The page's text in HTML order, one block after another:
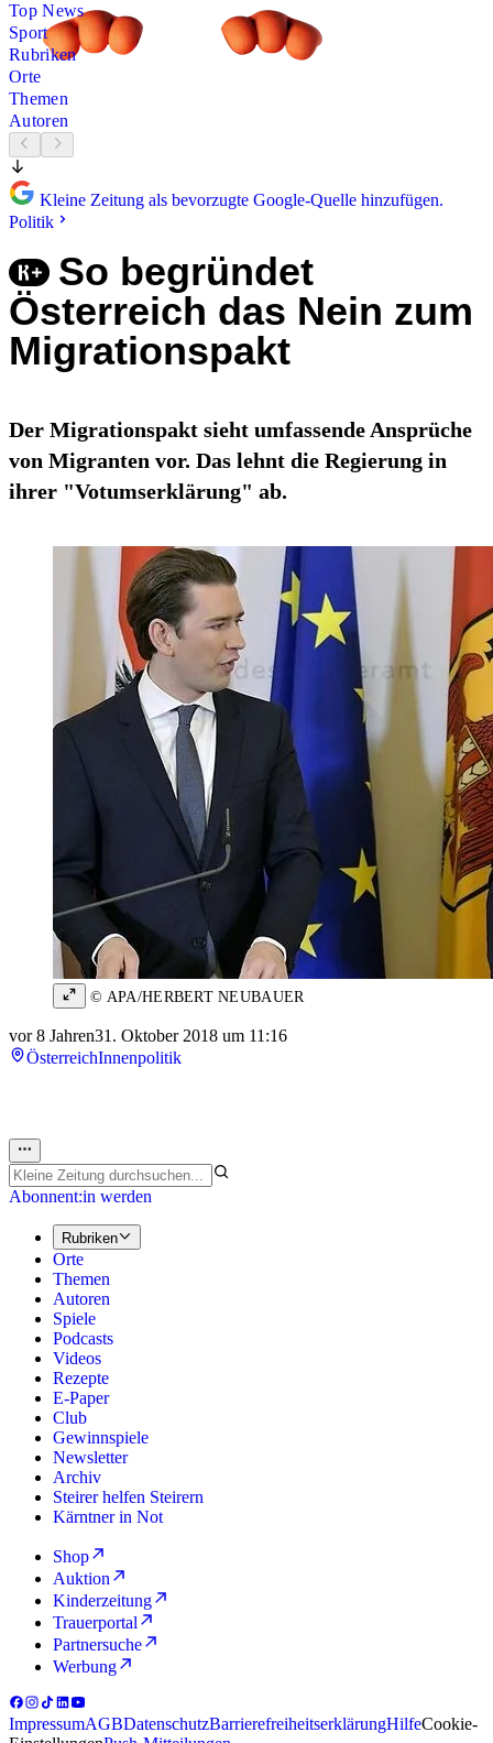
Top News
Sport
Rubriken
Orte
Themen
Autoren
Kleine Zeitung als bevorzugte Google-Quelle hinzufügen.
Politik
So begründet
Österreich das Nein zum
Migrationspakt
Der Migrationspakt sieht umfassende Ansprüche
von Migranten vor. Das lehnt die Regierung in
ihrer "Votumserklärung" ab.
© APA/HERBERT NEUBAUER
vor 8 Jahren31. Oktober 2018 um 11:16
ÖsterreichInnenpolitik
Abonnent:in werden
Rubriken
Orte
Themen
Autoren
Spiele
Podcasts
Videos
Rezepte
E-Paper
Club
Gewinnspiele
Newsletter
Archiv
Steirer helfen Steirern
Kärntner in Not
Shop
Auktion
Kinderzeitung
Trauerportal
Partnersuche
Werbung
ImpressumAGBDatenschutzBarrierefreiheitserklärungHilfeCookie-